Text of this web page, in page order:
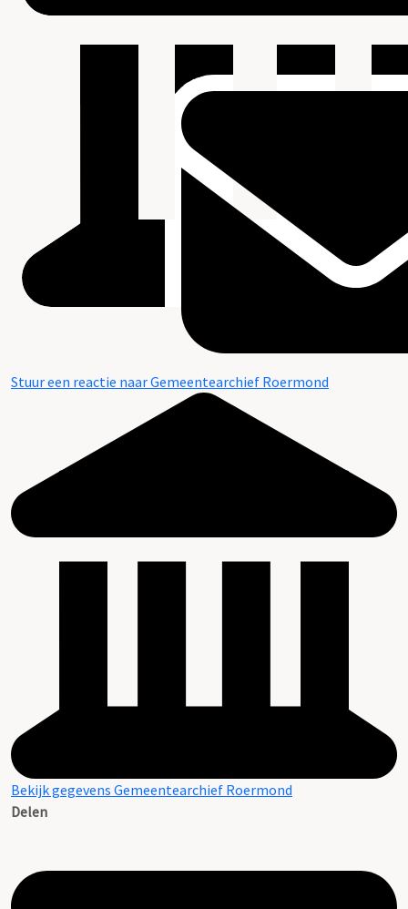
Stuur een reactie naar Gemeentearchief Roermond
Bekijk gegevens Gemeentearchief Roermond
Delen